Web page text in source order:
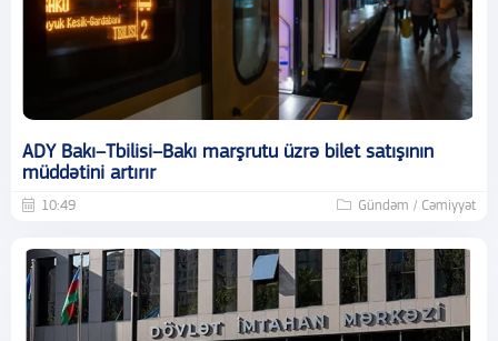
ADY Bakı–Tbilisi–Bakı marşrutu üzrə bilet satışının
müddətini artırır
10:49 Gündəm / Cəmiyyət